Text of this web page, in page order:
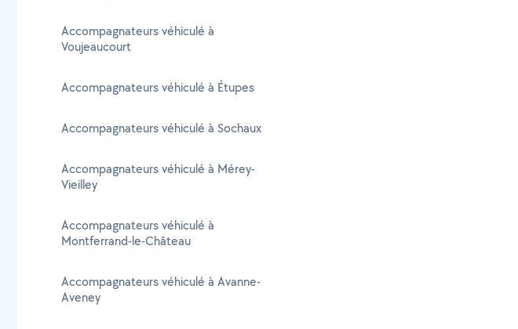
Accompagnateurs véhiculé à
Voujeaucourt
Accompagnateurs véhiculé à Étupes
Accompagnateurs véhiculé à Sochaux
Accompagnateurs véhiculé à Mérey-
Vieilley
Accompagnateurs véhiculé à
Montferrand-le-Château
Accompagnateurs véhiculé à Avanne-
Aveney